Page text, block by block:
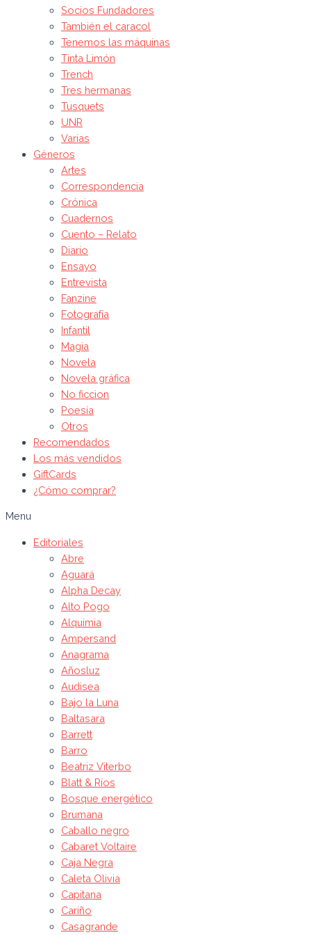
Socios Fundadores
También el caracol
Tenemos las máquinas
Tinta Limón
Trench
Tres hermanas
Tusquets
UNR
Varias
Géneros
Artes
Correspondencia
Crónica
Cuadernos
Cuento – Relato
Diario
Ensayo
Entrevista
Fanzine
Fotografía
Infantil
Magia
Novela
Novela gráfica
No ficcion
Poesía
Otros
Recomendados
Los más vendidos
GiftCards
¿Cómo comprar?
Menu
Editoriales
Abre
Aguará
Alpha Decay
Alto Pogo
Alquimia
Ampersand
Anagrama
Añosluz
Audisea
Bajo la Luna
Baltasara
Barrett
Barro
Beatriz Viterbo
Blatt & Ríos
Bosque energético
Brumana
Caballo negro
Cabaret Voltaire
Caja Negra
Caleta Olivia
Capitana
Cariño
Casagrande